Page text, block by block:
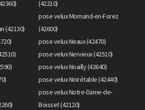
(42210)
(42130)
pose velux Mornand-en-Forez
(42600)
pose velux Neaux (42470)
pose velux Nervieux (42510)
pose velux Noailly (42640)
pose velux Noirétable (42440)
pose velux Notre-Dame-de-
Boisset (42120)